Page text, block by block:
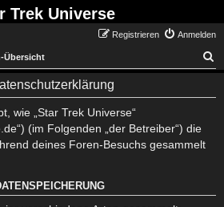
Trek Universe
Anmelden
Registrieren
Übersicht
wie „Star Trek Universe“
(im Folgenden „der Betreiber“) die
deines Foren-Besuchs gesammelt